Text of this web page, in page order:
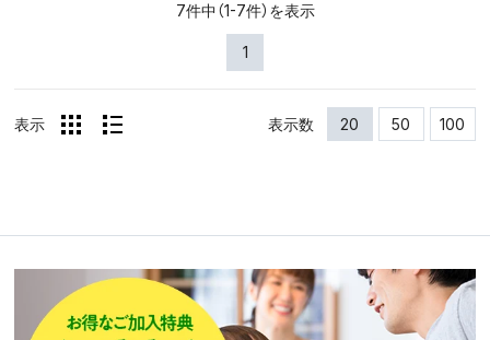
7件中（1-7件）を表示
1
表示 表示数 20 50 100